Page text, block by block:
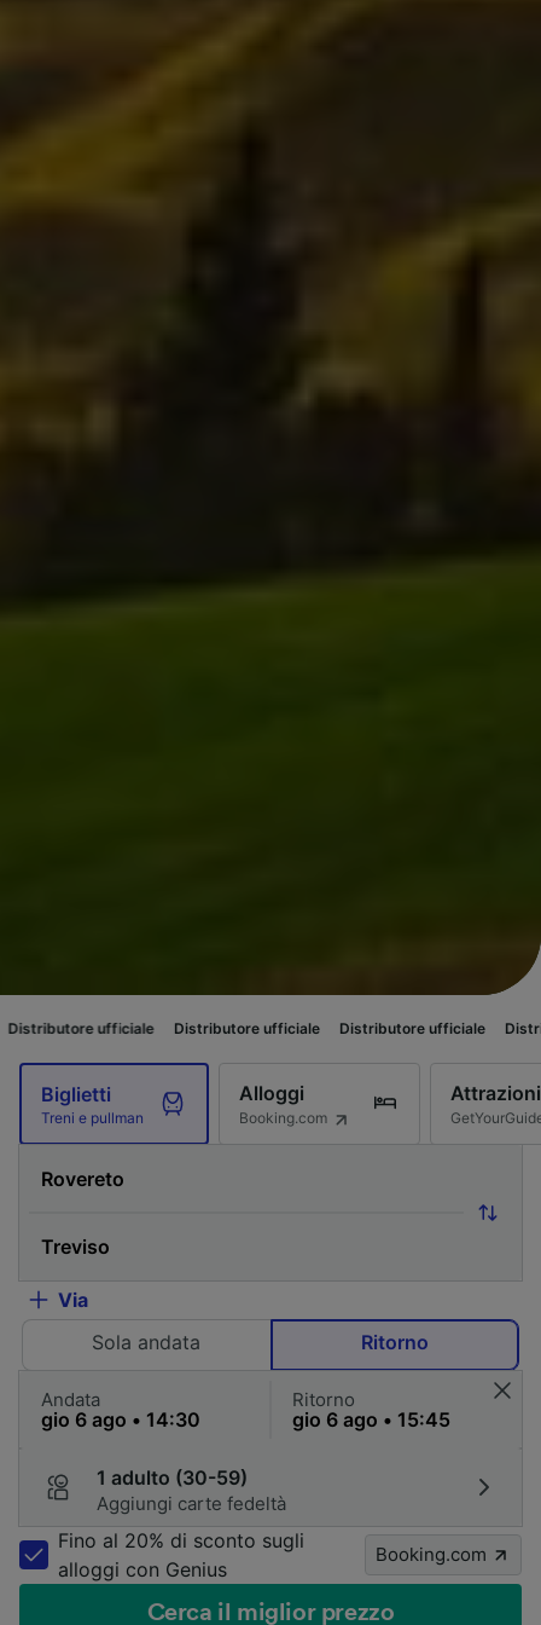
ufficiale Distributore ufficiale Distributore ufficiale Distributore
Biglietti
Treni e pullman
Alloggi
Booking.com
Attrazioni
Via
Sola andata
Ritorno
Andata Ritorno
1 adulto (30-59)
Aggiungi carte fedeltà
Fino al 20% di sconto sugli
alloggi con Genius
Booking.com
Cerca il miglior prezzo